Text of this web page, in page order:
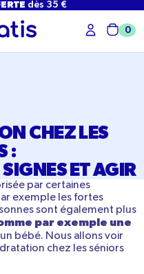
dès 35 €
0
CHEZ LES
:
ET AGIR
par certaines
exemple les fortes
sont également plus
par exemple une
bébé. Nous allons voir
chez les séniors